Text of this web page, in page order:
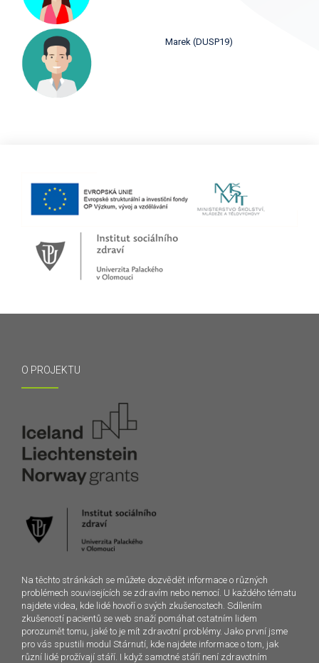
Marek (DUSP19)
O PROJEKTU
Na těchto stránkách se můžete dozvědět informace o různých
problémech souvisejících se zdravím nebo nemocí. U každého tématu
najdete videa, kde lidé hovoří o svých zkušenostech. Sdílením
zkušeností pacientů se web snaží pomáhat ostatním lidem
porozumět tomu, jaké to je mít zdravotní problémy. Jako první jsme
pro vás spustili modul Stárnutí, kde najdete informace o tom, jak
různí lidé prožívají stáří. I když samotné stáří není zdravotním